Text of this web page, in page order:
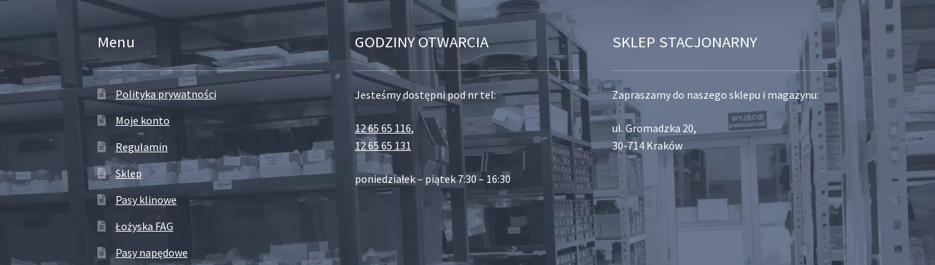
Menu
Polityka prywatności
Moje konto
Regulamin
Sklep
Pasy klinowe
Łożyska FAG
Pasy napędowe
GODZINY OTWARCIA
Jesteśmy dostępni pod nr tel:
12 65 65 116,
12 65 65 131
poniedziałek – piątek 7:30 – 16:30
SKLEP STACJONARNY
Zapraszamy do naszego sklepu i magazynu:
ul. Gromadzka 20,
30-714 Kraków